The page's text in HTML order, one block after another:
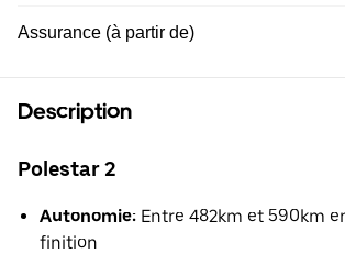
Assurance (à partir de)
Description
Polestar 2
Autonomie: Entre 482km et 590km
finition